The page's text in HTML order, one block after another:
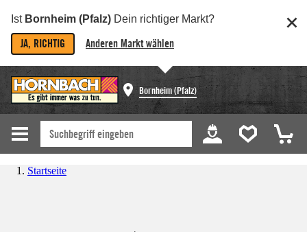
Ist Bornheim (Pfalz) Dein richtiger Markt?
JA, RICHTIG Anderen Markt wählen
Bornheim (Pfalz)
Startseite